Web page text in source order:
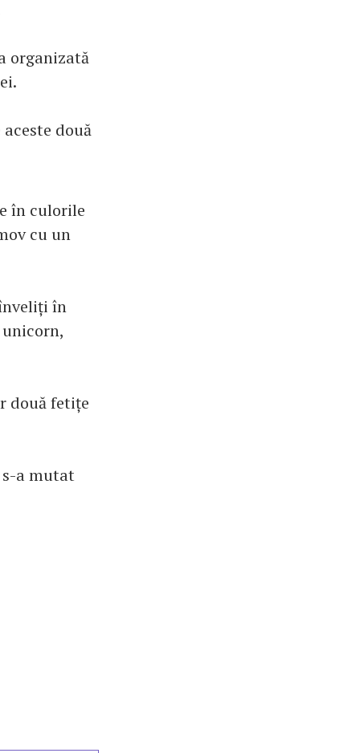
organizată
două
în culorile
cu un
în
două fetițe
s-a mutat